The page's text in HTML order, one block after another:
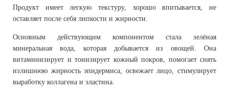
Продукт имеет легкую текстуру, хорошо впитывается, не
оставляет после себя липкости и жирности.
Основным действующим компонентом стала зелёная
минеральная вода, которая добывается из овощей. Она
витаминизирует и тонизирует кожный покров, помогает снять
излишнюю жирность эпидермиса, освежает лицо, стимулирует
выработку коллагена и эластина.